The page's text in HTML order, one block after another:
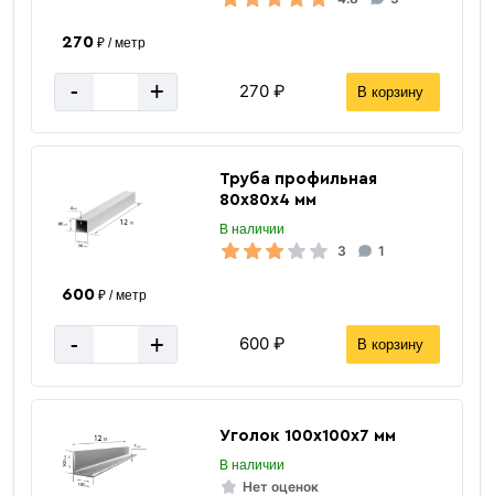
270₽ / метр
- + 270 ₽ В корзину
Труба профильная
80х80х4 мм
В наличии
3 1
600₽ / метр
- + 600 ₽ В корзину
Уголок 100х100х7 мм
В наличии
Нет оценок